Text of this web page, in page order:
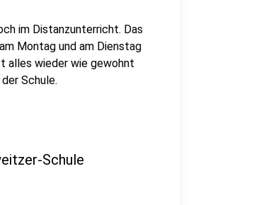
im Distanzunterricht. Das
Montag und am Dienstag
alles wieder wie gewohnt
Schule.
Schule